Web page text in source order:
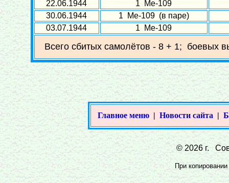
22.06.1944
1 Ме-109
30.06.1944
1 Ме-109 (в паре)
03.07.1944
1 Ме-109
Всего сбитых самолётов - 8 + 1; боевых
Главное меню | Новости сайта |
© 2026 г.
При